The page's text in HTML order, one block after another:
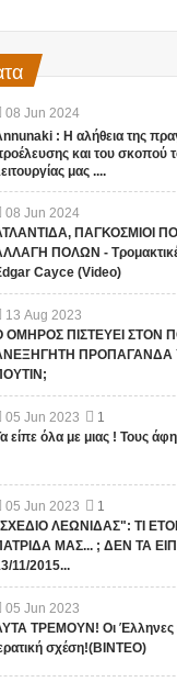
08 Jun 2024
: Η αλήθεια της
και του σκοπού
μας ....
08 Jun 2024
ΠΑΓΚΟΣΜΙΟΙ
ΠΟΛΩΝ -
Cayce (Video)
13 Aug 2023
ΟΜΗΡΟΣ ΠΙΣΤΕΥΕΙ ΣΤΟΝ
ΠΡΟΠΑΓΑΝΔΑ
05 Jun 2023
1
είπε όλα με μιας ! Τους
05 Jun 2023
1
ΛΕΩΝΙΔΑΣ": ΤΙ
ΜΑΣ... ; ΔΕΝ ΤΑ
11/2015...
05 Jun 2023
ΤΡΕΜΟΥΝ! Οι Έλληνες
σχέση!(ΒΙΝΤΕΟ)